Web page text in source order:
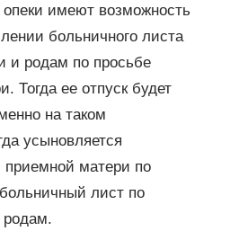
имеют возможность
больничного листа
и родам по просьбе
Тогда ее отпуск будет
на таком
усыновляется
матери по
лист по
родам.